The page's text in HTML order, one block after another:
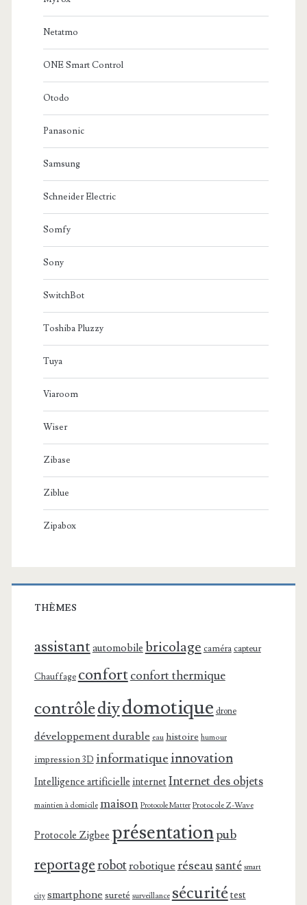
Netatmo
ONE Smart Control
Otodo
Panasonic
Samsung
Schneider Electric
Somfy
Sony
SwitchBot
Toshiba Pluzzy
Tuya
Viaroom
Wiser
Zibase
Ziblue
Zipabox
THÈMES
assistant automobile bricolage caméra capteur
Chauffage confortconfort thermique
contrôlediydomotique drone
développement durable eau histoire humour
impression 3D informatiqueinnovation
Intelligence artificielle internet Internet des objets
maintien à domicile maison Protocole Matter Protocole Z-Wave
Protocole Zigbee présentationpub
reportagerobotrobotique réseausanté smart
city smartphone sureté surveillance sécuritétest